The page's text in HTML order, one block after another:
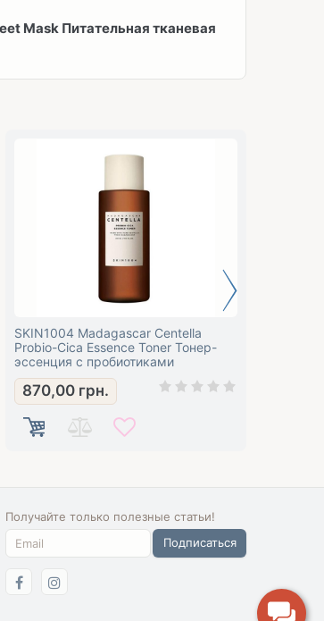
Mask Питательная тканевая
SKIN1004 Madagascar Centella
Probio-Cica Essence Toner Тонер-
эссенция с пробиотиками
870,00 грн.
Получайте только полезные статьи!
Подписаться